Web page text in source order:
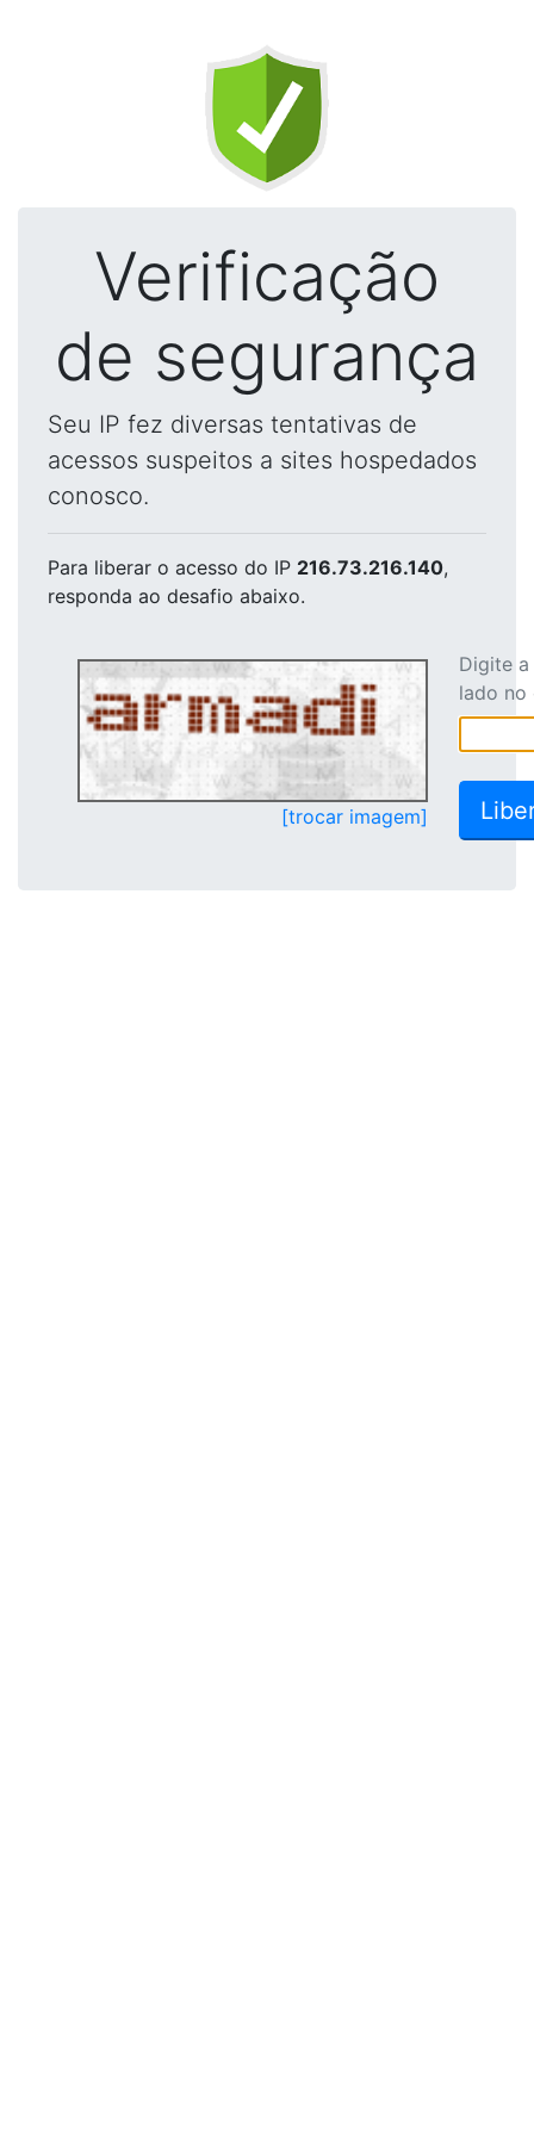
Verificação
de segurança
Seu IP fez diversas tentativas de
acessos suspeitos a sites hospedados
conosco.
Para liberar o acesso do IP 216.73.216.140,
responda ao desafio abaixo.
[trocar imagem]
Digite
lado no